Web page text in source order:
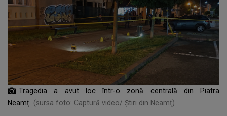
Tragedia a avut loc într-o zonă centrală din Piatra
Neamț
(sursa foto: Captură video/ Știri din Neamț)